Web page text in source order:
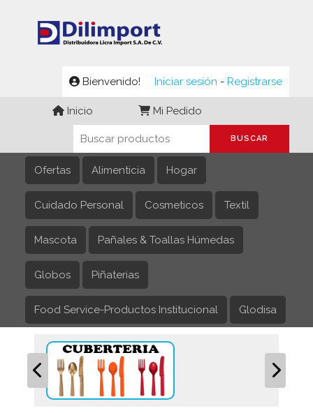
Bienvenido! Iniciar sesión -Registrarse
Inicio Mi Pedido
Ofertas Alimenticia Hogar
Cuidado Personal Cosmeticos Textil
Mascota Pañales & Toallas Húmedas
Globos Piñaterias
Food Service-Productos Institucional Glodisa